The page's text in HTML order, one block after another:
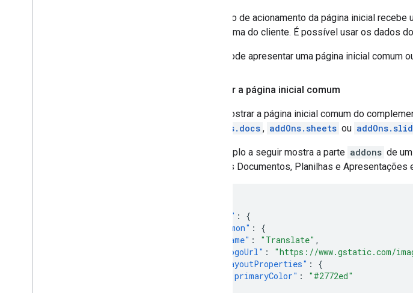
A função de acionamento da página inicial recebe
plataforma do cliente. É possível usar os dados
Você pode apresentar uma página inicial
Mostrar a página inicial comum
Para mostrar a página inicial comum do
addOns.docs , addOns.sheets ou
O exemplo a seguir mostra a parte addons de
os apps Documentos, Planilhas e
"addOns" :
{
"common" :
{
"name" : "Translate" ,
"logoUrl" : "https://www.gstatic.com/
"layoutProperties" :
{
"primaryColor" :
"#2772ed"